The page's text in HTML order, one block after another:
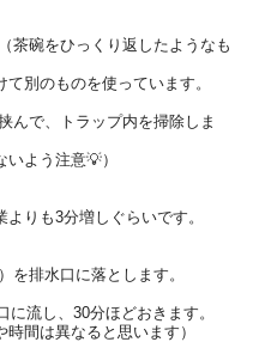
茶碗をひっくり返したようなも
別のものを使っています。
んで、トラップ内を掃除しま
よう注意💡）
りも3分増しぐらいです。
排水口に落とします。
流し、30分ほどおきます。
間は異なると思います）